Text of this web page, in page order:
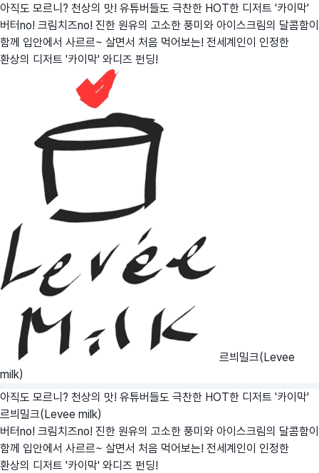
아직도 모르니? 천상의 맛! 유튜버들도 극찬한 HOT한 디저트 '카이막'
버터no! 크림치즈no! 진한 원유의 고소한 풍미와 아이스크림의 달콤함이
함께 입안에서 사르르~ 살면서 처음 먹어보는! 전세계인이 인정한
환상의 디저트 '카이막' 와디즈 펀딩!
르븨밀크(Levee
milk)
아직도 모르니? 천상의 맛! 유튜버들도 극찬한 HOT한 디저트 '카이막'
르븨밀크(Levee milk)
버터no! 크림치즈no! 진한 원유의 고소한 풍미와 아이스크림의 달콤함이
함께 입안에서 사르르~ 살면서 처음 먹어보는! 전세계인이 인정한
환상의 디저트 '카이막' 와디즈 펀딩!